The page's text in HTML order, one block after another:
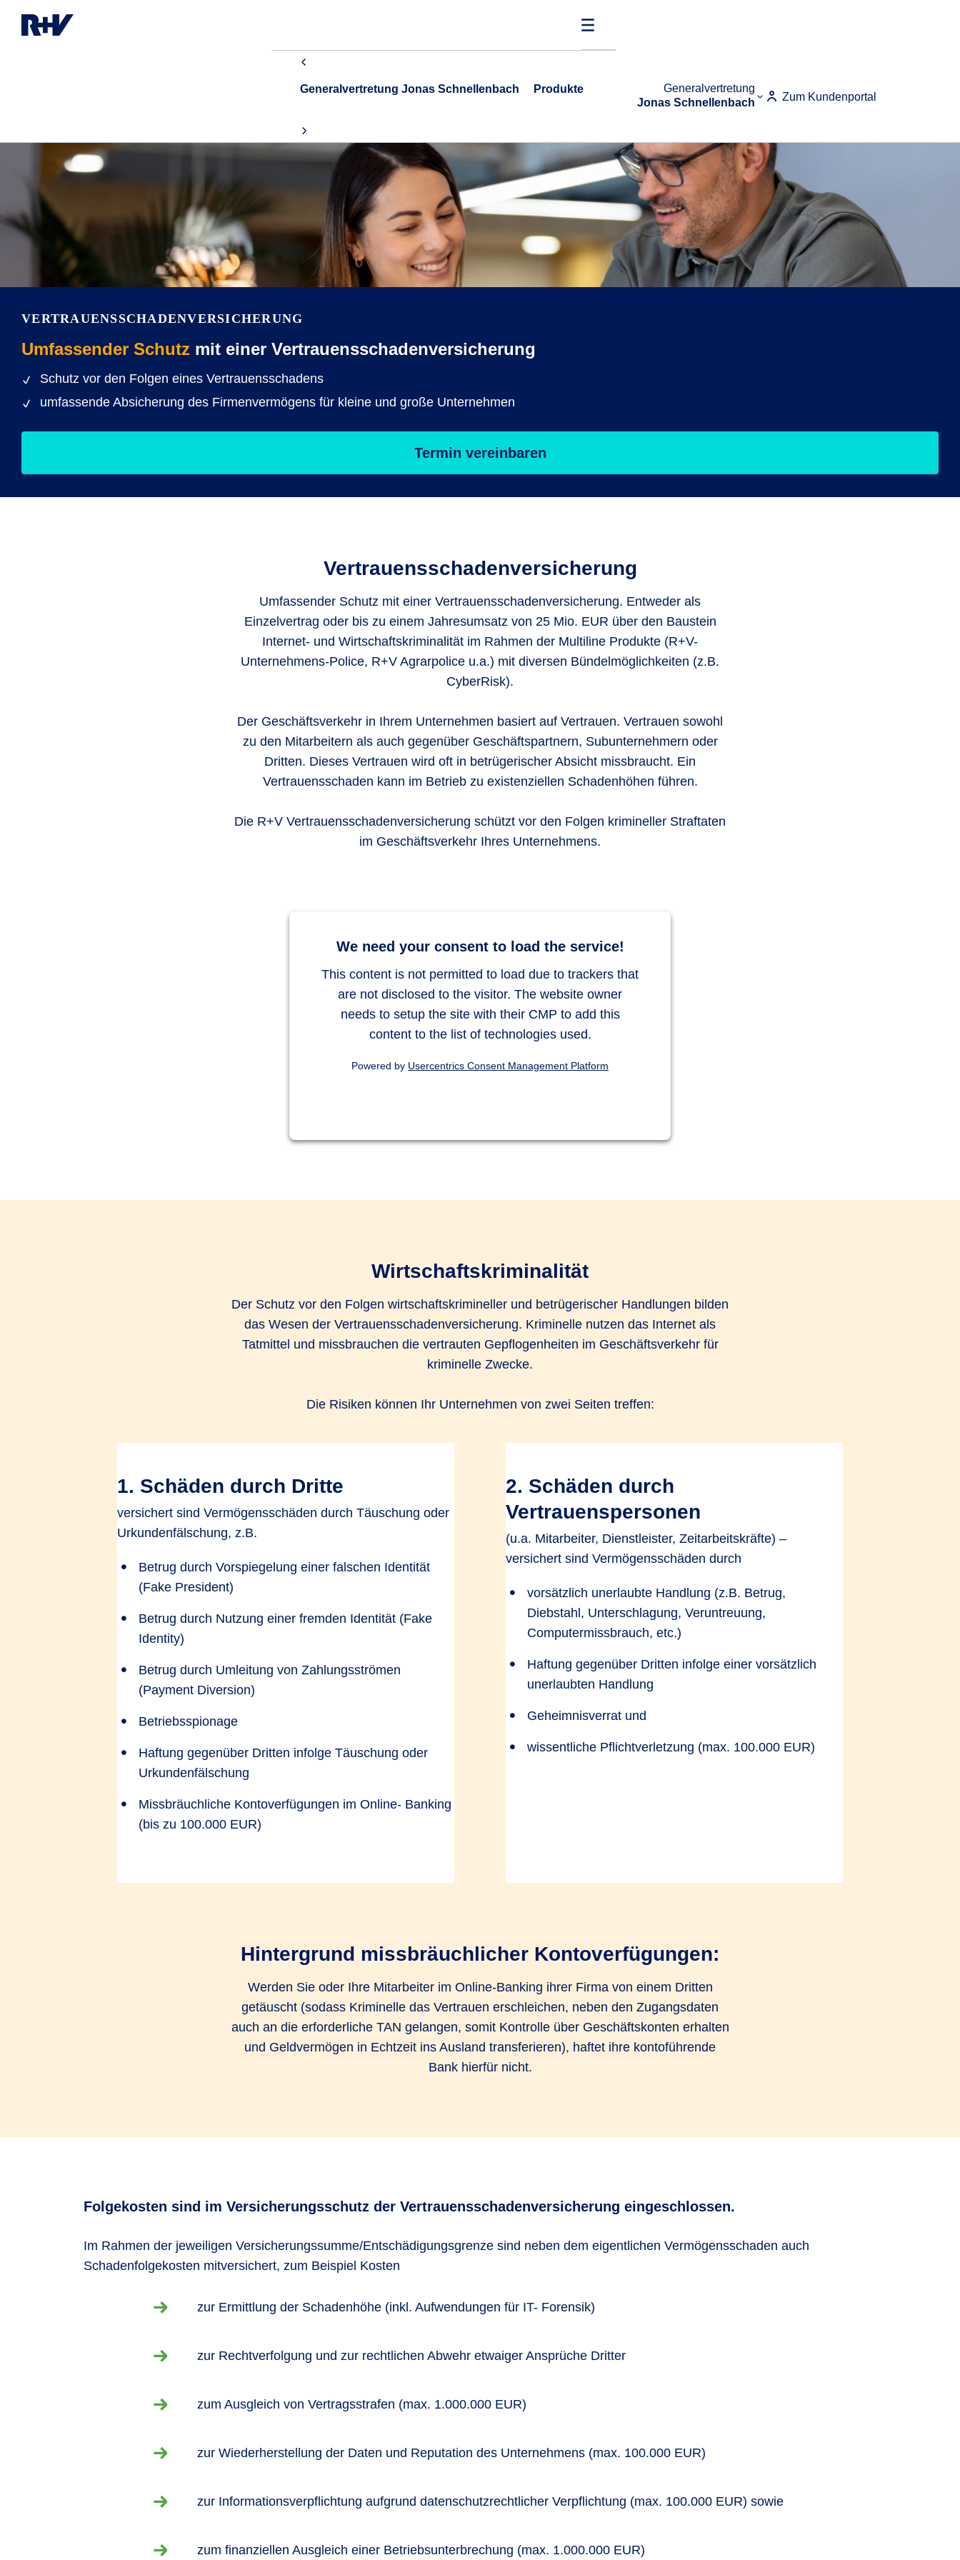
Generalvertretung
Jonas Schnellenbach
Zum Kundenportal
Generalvertretung Jonas Schnellenbach Produkte
VERTRAUENSSCHADENVERSICHERUNG
Umfassender Schutz mit einer Vertrauensschadenversicherung
Schutz vor den Folgen eines Vertrauensschadens
umfassende Absicherung des Firmenvermögens für kleine und große Unternehmen
Termin vereinbaren
Vertrauensschadenversicherung
Umfassender Schutz mit einer Vertrauensschadenversicherung. Entweder als
Einzelvertrag oder bis zu einem Jahresumsatz von 25 Mio. EUR über den Baustein
Internet- und Wirtschaftskriminalität im Rahmen der Multiline Produkte (R+V-
Unternehmens-Police, R+V Agrarpolice u.a.) mit diversen Bündelmöglichkeiten (z.B.
CyberRisk).
Der Geschäftsverkehr in Ihrem Unternehmen basiert auf Vertrauen. Vertrauen sowohl
zu den Mitarbeitern als auch gegenüber Geschäftspartnern, Subunternehmern oder
Dritten. Dieses Vertrauen wird oft in betrügerischer Absicht missbraucht. Ein
Vertrauensschaden kann im Betrieb zu existenziellen Schadenhöhen führen.
Die R+V Vertrauensschadenversicherung schützt vor den Folgen krimineller Straftaten
im Geschäftsverkehr Ihres Unternehmens.
We need your consent to load the service!
This content is not permitted to load due to trackers that
are not disclosed to the visitor. The website owner
needs to setup the site with their CMP to add this
content to the list of technologies used.
Powered by Usercentrics Consent Management Platform
Wirtschaftskriminalität
Der Schutz vor den Folgen wirtschaftskrimineller und betrügerischer Handlungen bilden
das Wesen der Vertrauensschadenversicherung. Kriminelle nutzen das Internet als
Tatmittel und missbrauchen die vertrauten Gepflogenheiten im Geschäftsverkehr für
kriminelle Zwecke.
Die Risiken können Ihr Unternehmen von zwei Seiten treffen:
1. Schäden durch Dritte
versichert sind Vermögensschäden durch Täuschung oder
Urkundenfälschung, z.B.
Betrug durch Vorspiegelung einer falschen Identität
(Fake President)
Betrug durch Nutzung einer fremden Identität (Fake
Identity)
Betrug durch Umleitung von Zahlungsströmen
(Payment Diversion)
Betriebsspionage
Haftung gegenüber Dritten infolge Täuschung oder
Urkundenfälschung
Missbräuchliche Kontoverfügungen im Online- Banking
(bis zu 100.000 EUR)
2. Schäden durch
Vertrauenspersonen
(u.a. Mitarbeiter, Dienstleister, Zeitarbeitskräfte) –
versichert sind Vermögensschäden durch
vorsätzlich unerlaubte Handlung (z.B. Betrug,
Diebstahl, Unterschlagung, Veruntreuung,
Computermissbrauch, etc.)
Haftung gegenüber Dritten infolge einer vorsätzlich
unerlaubten Handlung
Geheimnisverrat und
wissentliche Pflichtverletzung (max. 100.000 EUR)
Hintergrund missbräuchlicher Kontoverfügungen:
Werden Sie oder Ihre Mitarbeiter im Online-Banking ihrer Firma von einem Dritten
getäuscht (sodass Kriminelle das Vertrauen erschleichen, neben den Zugangsdaten
auch an die erforderliche TAN gelangen, somit Kontrolle über Geschäftskonten erhalten
und Geldvermögen in Echtzeit ins Ausland transferieren), haftet ihre kontoführende
Bank hierfür nicht.
Folgekosten sind im Versicherungsschutz der Vertrauensschadenversicherung eingeschlossen.
Im Rahmen der jeweiligen Versicherungssumme/Entschädigungsgrenze sind neben dem eigentlichen Vermögensschaden auch
Schadenfolgekosten mitversichert, zum Beispiel Kosten
zur Ermittlung der Schadenhöhe (inkl. Aufwendungen für IT- Forensik)
zur Rechtverfolgung und zur rechtlichen Abwehr etwaiger Ansprüche Dritter
zum Ausgleich von Vertragsstrafen (max. 1.000.000 EUR)
zur Wiederherstellung der Daten und Reputation des Unternehmens (max. 100.000 EUR)
zur Informationsverpflichtung aufgrund datenschutzrechtlicher Verpflichtung (max. 100.000 EUR) sowie
zum finanziellen Ausgleich einer Betriebsunterbrechung (max. 1.000.000 EUR)